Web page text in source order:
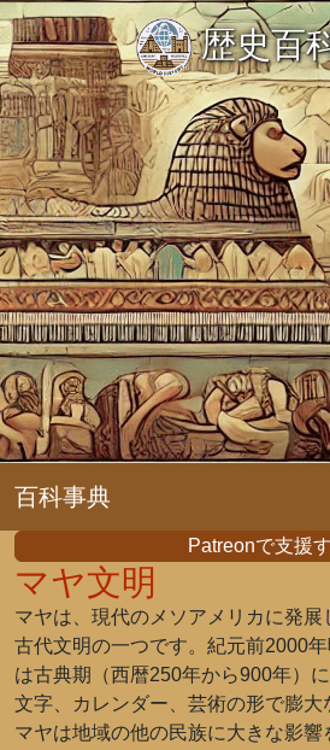
歴史百
百科事典
Patreonで支援
マヤ文明
マヤは、現代のメソアメリカに発
古代文明の一つです。紀元前2000
は古典期（西暦250年から900年）
文字、カレンダー、芸術の形で膨大
マヤは地域の他の民族に大きな影